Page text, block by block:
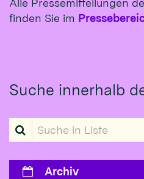
Alle Pressemitteilungen
finden Sie im
Suche innerhalb
Suche in Liste
Archiv